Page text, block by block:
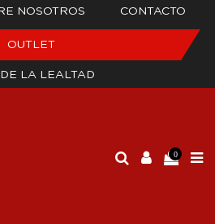
NOSOTROS CONTACTO
OUTLET
LA LEALTAD
0